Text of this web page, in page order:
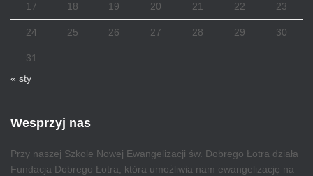
17 18 19 20 21 22 23
24 25 26 27 28 29 30
31
« sty
Wesprzyj nas
Przy naszej Szkole Nowej Ewangelizacji św. Dobrego Łotra działa
Fundacja Dobrego Łotra, która umożliwia nam ewangelizację na